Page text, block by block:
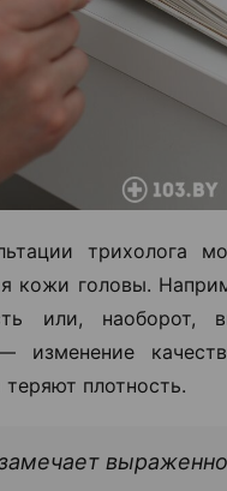
трихолога
кожи головы.
или, наоборот,
изменение
плотность.